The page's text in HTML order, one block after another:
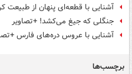
آشنایی با قطعه‌ای پنهان از طبیعت
جنگلی که جیغ می‌کشد! +تصاویر
آشنایی با عروس دره‌های فارس
برچسب‌ها